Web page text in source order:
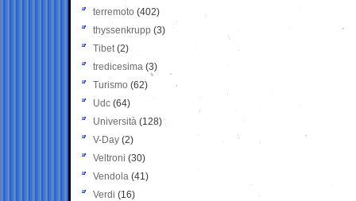
terremoto (402)
thyssenkrupp (3)
Tibet(2)
tredicesima (3)
Turismo (62)
Udc (64)
Università (128)
V-Day (2)
Veltroni (30)
Vendola (41)
Verdi (16)